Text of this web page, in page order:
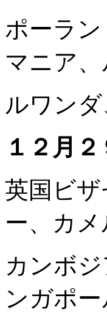
ポーラ
マニア
ルワン
１２月２
英国ビ
ー、カメ
カンボ
ンガポ